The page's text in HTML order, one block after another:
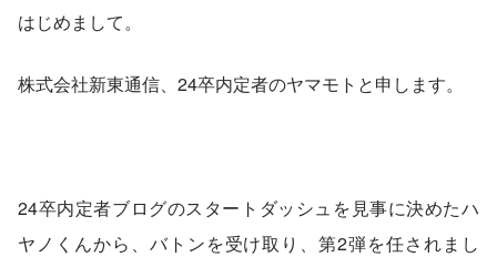
はじめまして。
株式会社新東通信、24卒内定者のヤマモトと申します。
24卒内定者ブログのスタートダッシュを見事に決めたハ
ヤノくんから、バトンを受け取り、第2弾を任されまし